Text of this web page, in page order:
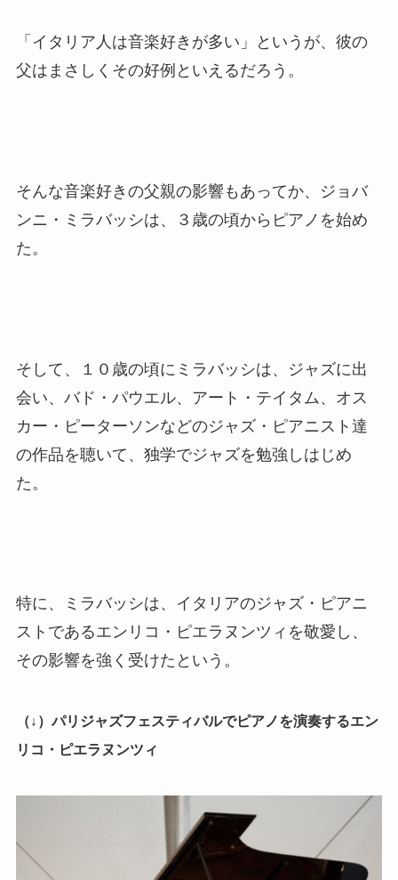
「イタリア人は音楽好きが多い」というが、彼の
父はまさしくその好例といえるだろう。
そんな音楽好きの父親の影響もあってか、ジョバ
ンニ・ミラバッシは、３歳の頃からピアノを始め
た。
そして、１０歳の頃にミラバッシは、ジャズに出
会い、バド・パウエル、アート・テイタム、オス
カー・ピーターソンなどのジャズ・ピアニスト達
の作品を聴いて、独学でジャズを勉強しはじめ
た。
特に、ミラバッシは、イタリアのジャズ・ピアニ
ストであるエンリコ・ピエラヌンツィを敬愛し、
その影響を強く受けたという。
（↓）パリジャズフェスティバルでピアノを演奏するエン
リコ・ピエラヌンツィ